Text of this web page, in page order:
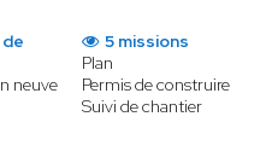
de
neuve
5 missions
Plan
Permis de construire
Suivi de chantier